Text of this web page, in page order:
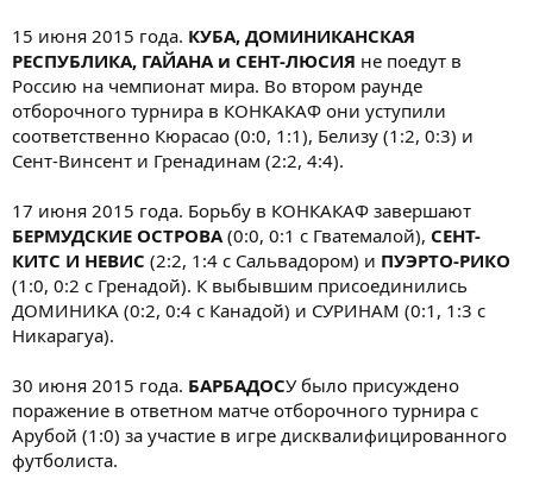
15 июня 2015 года. КУБА, ДОМИНИКАНСКАЯ
РЕСПУБЛИКА, ГАЙАНА и СЕНТ-ЛЮСИЯ не поедут в
Россию на чемпионат мира. Во втором раунде
отборочного турнира в КОНКАКАФ они уступили
соответственно Кюрасао (0:0, 1:1), Белизу (1:2, 0:3) и
Сент-Винсент и Гренадинам (2:2, 4:4).
17 июня 2015 года. Борьбу в КОНКАКАФ завершают
БЕРМУДСКИЕ ОСТРОВА(0:0, 0:1 с Гватемалой), СЕНТ-
КИТС И НЕВИС (2:2, 1:4 с Сальвадором) и ПУЭРТО-РИКО
(1:0, 0:2 с Гренадой). К выбывшим присоединились
ДОМИНИКА (0:2, 0:4 с Канадой) и СУРИНАМ (0:1, 1:3 с
Никарагуа).
30 июня 2015 года. БАРБАДОСУ было присуждено
поражение в ответном матче отборочного турнира с
Арубой (1:0) за участие в игре дисквалифицированного
футболиста.